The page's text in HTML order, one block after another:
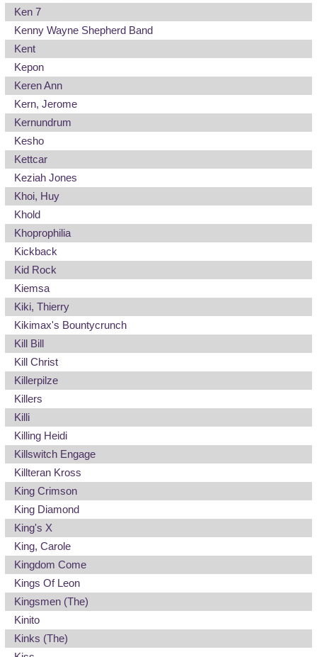
Ken 7
Kenny Wayne Shepherd Band
Kent
Kepon
Keren Ann
Kern, Jerome
Kernundrum
Kesho
Kettcar
Keziah Jones
Khoi, Huy
Khold
Khoprophilia
Kickback
Kid Rock
Kiemsa
Kiki, Thierry
Kikimax's Bountycrunch
Kill Bill
Kill Christ
Killerpilze
Killers
Killi
Killing Heidi
Killswitch Engage
Killteran Kross
King Crimson
King Diamond
King's X
King, Carole
Kingdom Come
Kings Of Leon
Kingsmen (The)
Kinito
Kinks (The)